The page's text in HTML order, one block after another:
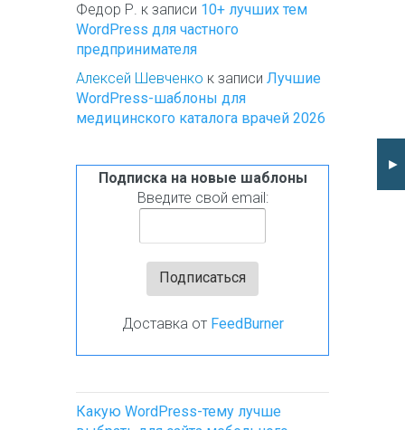
Федор Р. к записи 10+ лучших тем
WordPress для частного
предпринимателя
Алексей Шевченко к записи Лучшие
WordPress-шаблоны для
медицинского каталога врачей 2026
Подписка на новые шаблоны
Введите свой email:
Доставка от FeedBurner
Какую WordPress-тему лучше
►